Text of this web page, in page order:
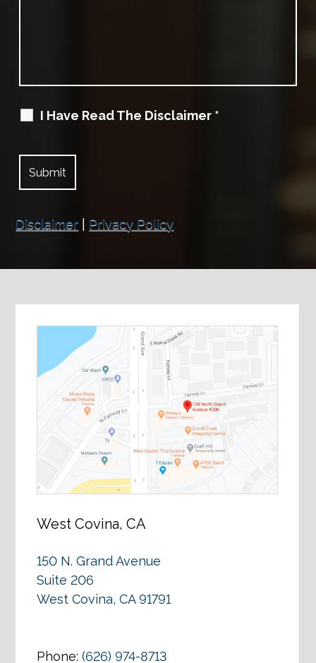
I Have Read The Disclaimer *
Disclaimer Privacy Policy
West Covina, CA
150 N. Grand Avenue
Suite 206
West Covina, CA 91791
Phone:(626) 974-8713